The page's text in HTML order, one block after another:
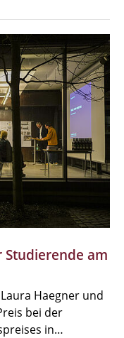
Studierende am
Haegner und
bei der
in…